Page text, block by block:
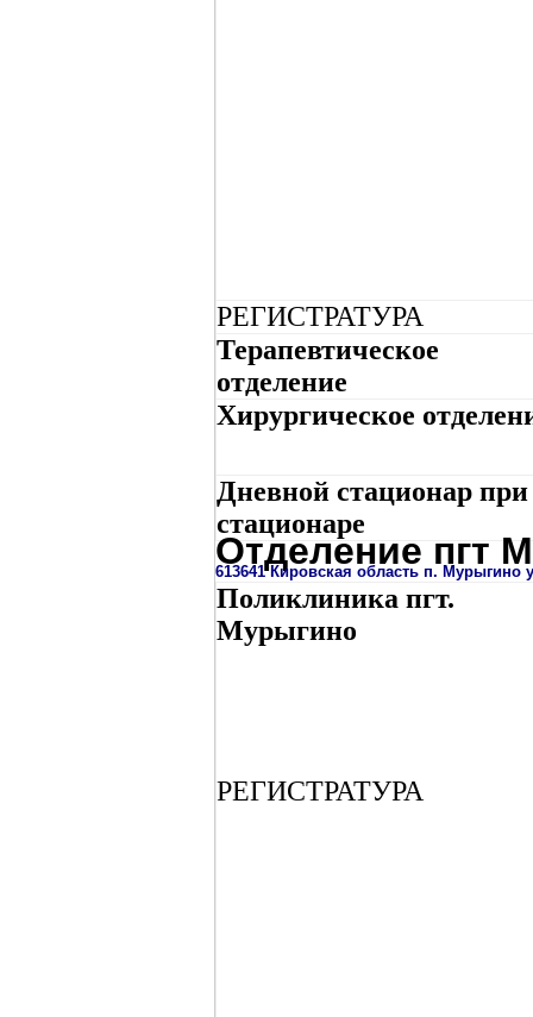
РЕГИСТРАТУРА
Терапевтическое
отделение
Хирургическое
Дневной стационар при
стационаре
Отделение пгт
613641 Кировская область п. Мурыгино
Поликлиника пгт.
Мурыгино
РЕГИСТРАТУРА